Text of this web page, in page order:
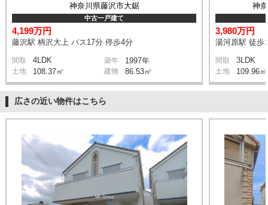
神奈川県藤沢市大鋸
中古一戸建て
4,199万円
藤沢駅 柄沢大上 バス17分 停歩4分
間取 4LDK 築年 1997年
土地 108.37㎡ 建物 86.53㎡
神
3,980万円
湯河原駅 徒歩
間取 3LDK
土地 109.96㎡
広さの近い物件はこちら